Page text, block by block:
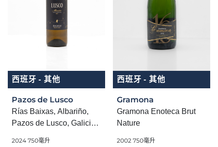
西班牙 - 其他
Pazos de Lusco
Rías Baixas, Albariño,
Pazos de Lusco, Galicia,
2024 750毫升
西班牙 - 其他
Gramona
Gramona Enoteca Brut
Nature
2002 750毫升